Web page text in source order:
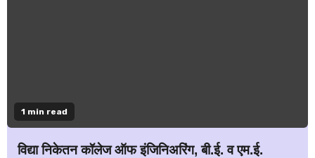
1 min read
विद्या निकेतन कॉलेज ऑफ इंजिनिअरिंग, बी.ई. व एम.ई.